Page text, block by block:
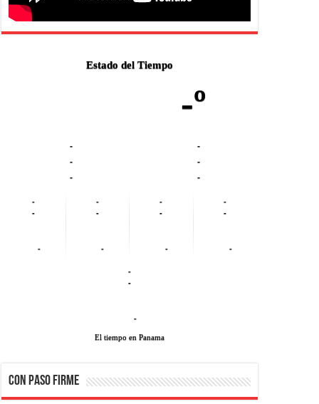
Estado del Tiempo
-º
-
-
-
-
-
-
-
-
-
-
-
-
-
-
-
-
-
-
-
-
-
El tiempo en Panama
CON PASO FIRME